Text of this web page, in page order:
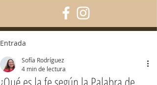
Entrada
Sofía Rodríguez
4 min de lectura